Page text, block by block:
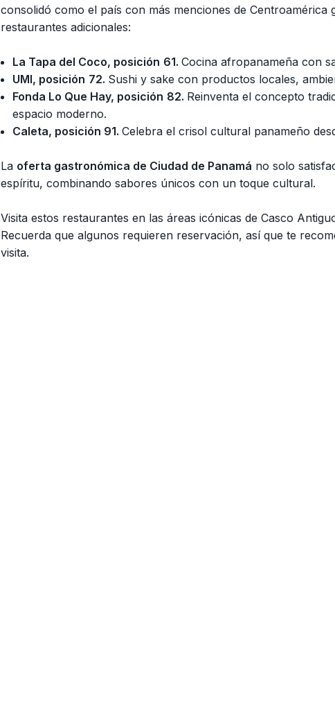
consolidó como el país con más menciones de Centroamérica
restaurantes adicionales:
La Tapa del Coco, posición 61.Cocina afropanameña con
UMI, posición 72. Sushi y sake con productos locales,
Fonda Lo Que Hay, posición 82. Reinventa el concepto
espacio moderno.
Caleta, posición 91.Celebra el crisol cultural panameño
La oferta gastronómica de Ciudad de Panamá no solo
espíritu, combinando sabores únicos con un toque cultural.
Visita estos restaurantes en las áreas icónicas de Casco
Recuerda que algunos requieren reservación, así que te
visita.